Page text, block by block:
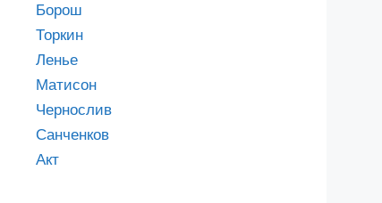
Борош
Торкин
Ленье
Матисон
Чернослив
Санченков
Акт